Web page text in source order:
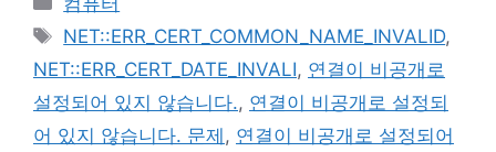
테
리
태
그
NET::ERR_CERT_COMMON_NAME_INVALID,
NET::ERR_CERT_DATE_INVALI, 연결이 비공개로
설정되어 있지 않습니다., 연결이 비공개로 설정되
어 있지 않습니다. 문제 , 연결이 비공개로 설정되어